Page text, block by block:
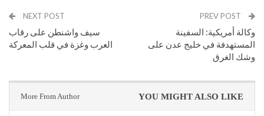
وكالة أمريكية: السفينة
المستهدفة في خليج عدن على
وشك الغرق
NEXT POST
سيف واشنطن على رقاب
العرب وغزة في قلب المعركة
YOU MIGHT ALSO LIKE
More From Author